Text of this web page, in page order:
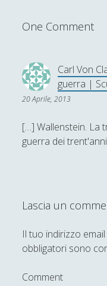
Gaetano Barbella
Giada Salvati
Giangiuseppe Pili
Giovanni Ingrosso
Giuseppe Cacciatore
Ivano E. Pollini
Laura Baire
Linda Savelli
Massimo Fabi
One Comment
Carl Von
guerra |
20 Aprile, 2013
[…] Wallenstein. La
guerra dei
Lascia un
Il tuo indirizzo
obbligatori sono
Comment